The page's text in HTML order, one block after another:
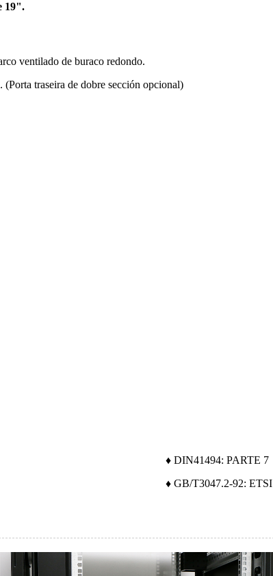
19".
ventilado de buraco redondo.
(Porta traseira de dobre sección opcional)
♦ DIN41494: PARTE 7
♦ GB/T3047.2-92: ETSI